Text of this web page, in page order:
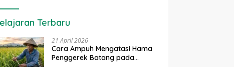
Terbaru
21 April 2026
Cara Ampuh Mengatasi Hama
Penggerek Batang pada